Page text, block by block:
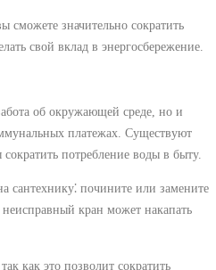
сможете значительно сократить
свой вклад в энергосбережение.
об окружающей среде, но и
платежах. Существуют
потребление воды в быту.
сантехнику⁚ почините или замените
кран может накапать
как это позволит сократить